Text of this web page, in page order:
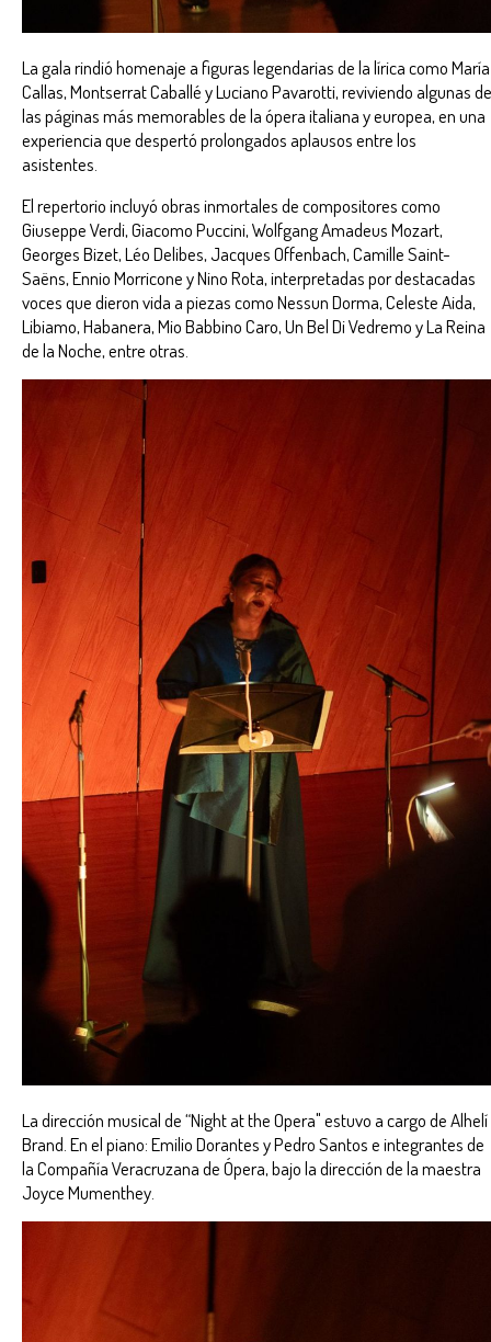
La gala rindió homenaje a figuras legendarias de la lírica como María
Callas, Montserrat Caballé y Luciano Pavarotti, reviviendo algunas de
las páginas más memorables de la ópera italiana y europea, en una
experiencia que despertó prolongados aplausos entre los
asistentes.
El repertorio incluyó obras inmortales de compositores como
Giuseppe Verdi, Giacomo Puccini, Wolfgang Amadeus Mozart,
Georges Bizet, Léo Delibes, Jacques Offenbach, Camille Saint-
Saëns, Ennio Morricone y Nino Rota, interpretadas por destacadas
voces que dieron vida a piezas como Nessun Dorma, Celeste Aida,
Libiamo, Habanera, Mio Babbino Caro, Un Bel Di Vedremo y La Reina
de la Noche, entre otras.
La dirección musical de “Night at the Opera" estuvo a cargo de Alhelí
Brand. En el piano: Emilio Dorantes y Pedro Santos e integrantes de
la Compañía Veracruzana de Ópera, bajo la dirección de la maestra
Joyce Mumenthey.